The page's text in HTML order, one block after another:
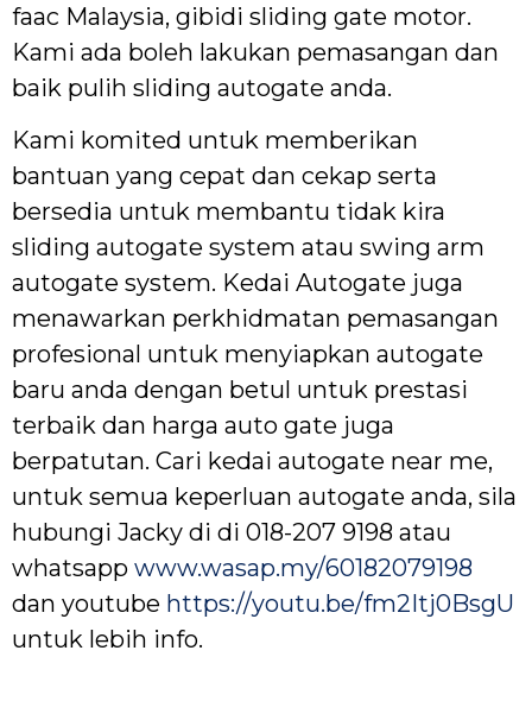
faac Malaysia, gibidi sliding gate motor.
Kami ada boleh lakukan pemasangan dan
baik pulih sliding autogate anda.
Kami komited untuk memberikan
bantuan yang cepat dan cekap serta
bersedia untuk membantu tidak kira
sliding autogate system atau swing arm
autogate system. Kedai Autogate juga
menawarkan perkhidmatan pemasangan
profesional untuk menyiapkan autogate
baru anda dengan betul untuk prestasi
terbaik dan harga auto gate juga
berpatutan. Cari kedai autogate near me,
untuk semua keperluan autogate anda, sila
hubungi Jacky di di 018-207 9198 atau
whatsapp www.wasap.my/60182079198
dan youtube https://youtu.be/fm2Itj0BsgU
untuk lebih info.